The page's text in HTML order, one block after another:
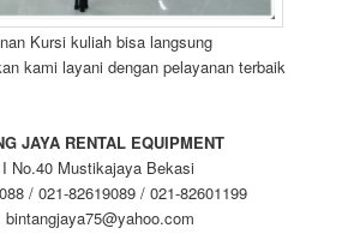
Kursi kuliah bisa langsung
kami layani dengan pelayanan terbaik
JAYA RENTAL EQUIPMENT
No.40 Mustikajaya Bekasi
/ 021-82619089 / 021-82601199
bintangjaya75@yahoo.com